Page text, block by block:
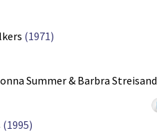
(1971)
Summer & Barbra Streisand
(1995)